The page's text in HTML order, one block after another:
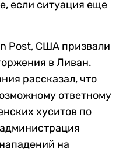
если ситуация еще
Post, США призвали
в Ливан.
рассказал, что
ответному
хуситов по
на